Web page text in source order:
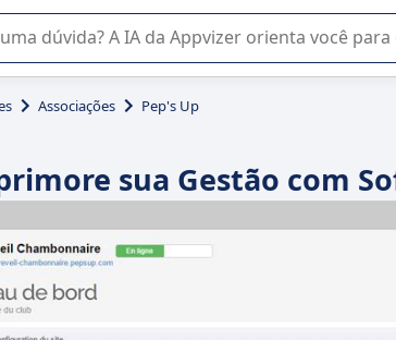
Appvizer o orienta no uso ou na seleção de
Associações Pep's Up
sua Gestão com